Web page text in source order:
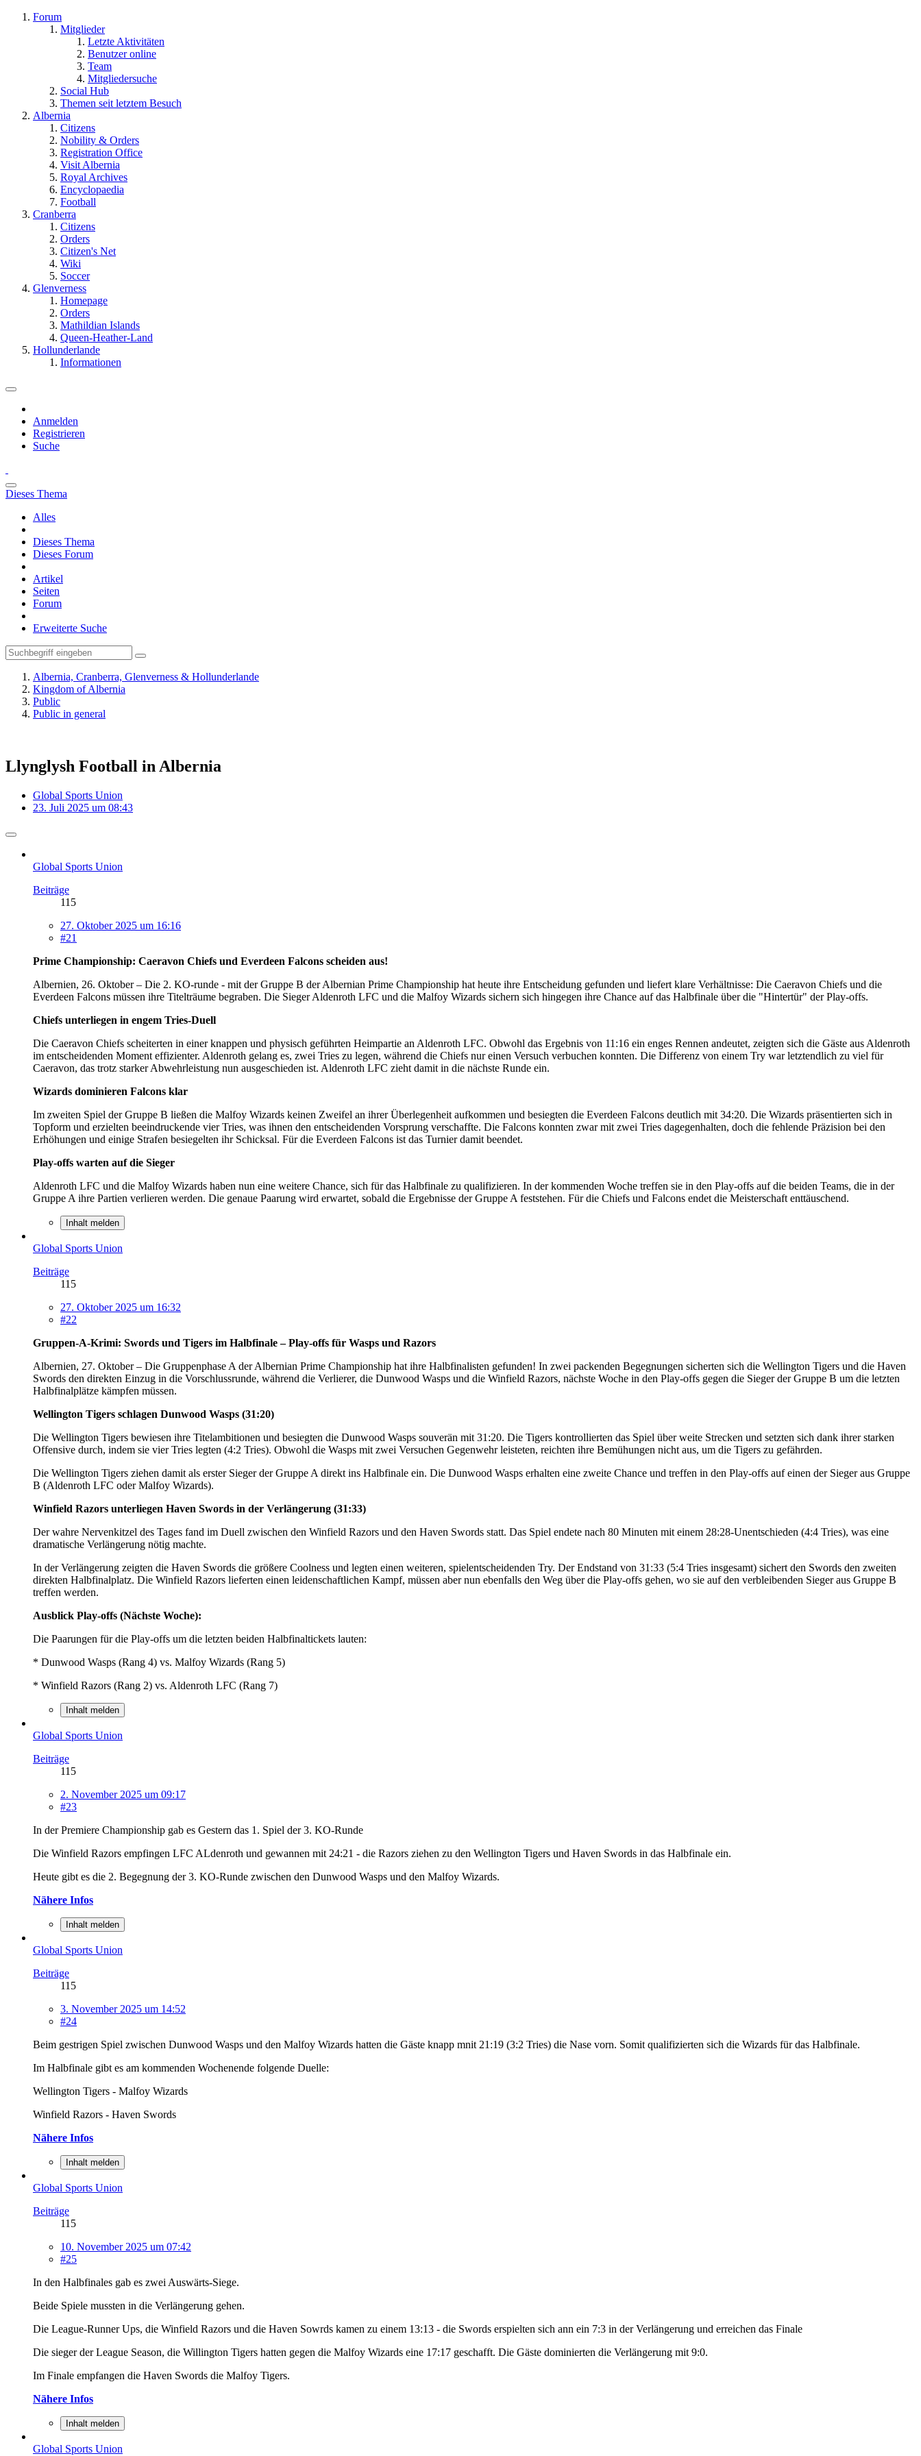
Forum
Mitglieder
Letzte Aktivitäten
Benutzer online
Team
Mitgliedersuche
Social Hub
Themen seit letztem Besuch
Albernia
Citizens
Nobility & Orders
Registration Office
Visit Albernia
Royal Archives
Encyclopaedia
Football
Cranberra
Citizens
Orders
Citizen's Net
Wiki
Soccer
Glenverness
Homepage
Orders
Mathildian Islands
Queen-Heather-Land
Hollunderlande
Informationen
Anmelden
Registrieren
Suche
Dieses Thema
Alles
Dieses Thema
Dieses Forum
Artikel
Seiten
Forum
Erweiterte Suche
Albernia, Cranberra, Glenverness & Hollunderlande
Kingdom of Albernia
Public
Public in general
Llynglysh Football in Albernia
Global Sports Union
23. Juli 2025 um 08:43
Global Sports Union
Beiträge
115
27. Oktober 2025 um 16:16
#21
Prime Championship: Caeravon Chiefs und Everdeen Falcons scheiden aus!
Albernien, 26. Oktober – Die 2. KO-runde - mit der Gruppe B der Albernian Prime Championship hat heute ihre Entscheidung gefunden und liefert klare Verhältnisse: Die Caeravon Chiefs und die
Everdeen Falcons müssen ihre Titelträume begraben. Die Sieger Aldenroth LFC und die Malfoy Wizards sichern sich hingegen ihre Chance auf das Halbfinale über die "Hintertür" der Play-offs.
Chiefs unterliegen in engem Tries-Duell
Die Caeravon Chiefs scheiterten in einer knappen und physisch geführten Heimpartie an Aldenroth LFC. Obwohl das Ergebnis von 11:16 ein enges Rennen andeutet, zeigten sich die Gäste aus Aldenroth
im entscheidenden Moment effizienter. Aldenroth gelang es, zwei Tries zu legen, während die Chiefs nur einen Versuch verbuchen konnten. Die Differenz von einem Try war letztendlich zu viel für
Caeravon, das trotz starker Abwehrleistung nun ausgeschieden ist. Aldenroth LFC zieht damit in die nächste Runde ein.
Wizards dominieren Falcons klar
Im zweiten Spiel der Gruppe B ließen die Malfoy Wizards keinen Zweifel an ihrer Überlegenheit aufkommen und besiegten die Everdeen Falcons deutlich mit 34:20. Die Wizards präsentierten sich in
Topform und erzielten beeindruckende vier Tries, was ihnen den entscheidenden Vorsprung verschaffte. Die Falcons konnten zwar mit zwei Tries dagegenhalten, doch die fehlende Präzision bei den
Erhöhungen und einige Strafen besiegelten ihr Schicksal. Für die Everdeen Falcons ist das Turnier damit beendet.
Play-offs warten auf die Sieger
Aldenroth LFC und die Malfoy Wizards haben nun eine weitere Chance, sich für das Halbfinale zu qualifizieren. In der kommenden Woche treffen sie in den Play-offs auf die beiden Teams, die in der
Gruppe A ihre Partien verlieren werden. Die genaue Paarung wird erwartet, sobald die Ergebnisse der Gruppe A feststehen. Für die Chiefs und Falcons endet die Meisterschaft enttäuschend.
Inhalt melden
Global Sports Union
Beiträge
115
27. Oktober 2025 um 16:32
#22
Gruppen-A-Krimi: Swords und Tigers im Halbfinale – Play-offs für Wasps und Razors
Albernien, 27. Oktober – Die Gruppenphase A der Albernian Prime Championship hat ihre Halbfinalisten gefunden! In zwei packenden Begegnungen sicherten sich die Wellington Tigers und die Haven
Swords den direkten Einzug in die Vorschlussrunde, während die Verlierer, die Dunwood Wasps und die Winfield Razors, nächste Woche in den Play-offs gegen die Sieger der Gruppe B um die letzten
Halbfinalplätze kämpfen müssen.
Wellington Tigers schlagen Dunwood Wasps (31:20)
Die Wellington Tigers bewiesen ihre Titelambitionen und besiegten die Dunwood Wasps souverän mit 31:20. Die Tigers kontrollierten das Spiel über weite Strecken und setzten sich dank ihrer starken
Offensive durch, indem sie vier Tries legten (4:2 Tries). Obwohl die Wasps mit zwei Versuchen Gegenwehr leisteten, reichten ihre Bemühungen nicht aus, um die Tigers zu gefährden.
Die Wellington Tigers ziehen damit als erster Sieger der Gruppe A direkt ins Halbfinale ein. Die Dunwood Wasps erhalten eine zweite Chance und treffen in den Play-offs auf einen der Sieger aus Gruppe
B (Aldenroth LFC oder Malfoy Wizards).
Winfield Razors unterliegen Haven Swords in der Verlängerung (31:33)
Der wahre Nervenkitzel des Tages fand im Duell zwischen den Winfield Razors und den Haven Swords statt. Das Spiel endete nach 80 Minuten mit einem 28:28-Unentschieden (4:4 Tries), was eine
dramatische Verlängerung nötig machte.
In der Verlängerung zeigten die Haven Swords die größere Coolness und legten einen weiteren, spielentscheidenden Try. Der Endstand von 31:33 (5:4 Tries insgesamt) sichert den Swords den zweiten
direkten Halbfinalplatz. Die Winfield Razors lieferten einen leidenschaftlichen Kampf, müssen aber nun ebenfalls den Weg über die Play-offs gehen, wo sie auf den verbleibenden Sieger aus Gruppe B
treffen werden.
Ausblick Play-offs (Nächste Woche):
Die Paarungen für die Play-offs um die letzten beiden Halbfinaltickets lauten:
* Dunwood Wasps (Rang 4) vs. Malfoy Wizards (Rang 5)
* Winfield Razors (Rang 2) vs. Aldenroth LFC (Rang 7)
Inhalt melden
Global Sports Union
Beiträge
115
2. November 2025 um 09:17
#23
In der Premiere Championship gab es Gestern das 1. Spiel der 3. KO-Runde
Die Winfield Razors empfingen LFC ALdenroth und gewannen mit 24:21 - die Razors ziehen zu den Wellington Tigers und Haven Swords in das Halbfinale ein.
Heute gibt es die 2. Begegnung der 3. KO-Runde zwischen den Dunwood Wasps und den Malfoy Wizards.
Nähere Infos
Inhalt melden
Global Sports Union
Beiträge
115
3. November 2025 um 14:52
#24
Beim gestrigen Spiel zwischen Dunwood Wasps und den Malfoy Wizards hatten die Gäste knapp mnit 21:19 (3:2 Tries) die Nase vorn. Somit qualifizierten sich die Wizards für das Halbfinale.
Im Halbfinale gibt es am kommenden Wochenende folgende Duelle:
Wellington Tigers - Malfoy Wizards
Winfield Razors - Haven Swords
Nähere Infos
Inhalt melden
Global Sports Union
Beiträge
115
10. November 2025 um 07:42
#25
In den Halbfinales gab es zwei Auswärts-Siege.
Beide Spiele mussten in die Verlängerung gehen.
Die League-Runner Ups, die Winfield Razors und die Haven Sowrds kamen zu einem 13:13 - die Swords erspielten sich ann ein 7:3 in der Verlängerung und erreichen das Finale
Die sieger der League Season, die Willington Tigers hatten gegen die Malfoy Wizards eine 17:17 geschafft. Die Gäste dominierten die Verlängerung mit 9:0.
Im Finale empfangen die Haven Swords die Malfoy Tigers.
Nähere Infos
Inhalt melden
Global Sports Union